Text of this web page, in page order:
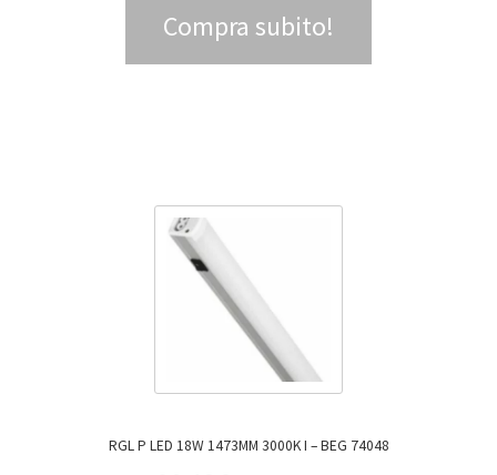
Compra subito!
RGL P LED 18W 1473MM 3000K I – BEG 74048